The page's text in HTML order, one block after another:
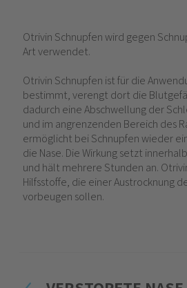
Otrivin Schnupfen wird gegen
Art verwendet.
Otrivin Schnupfen ist für die
bestimmt, verengt dort die
dadurch eine Abschwellung der
und im angrenzenden Bereich des
ermöglicht bei Schnupfen wieder
die Nase. Die Wirkung setzt
und hält mehrere Stunden an.
Hilfsstoffe, die einer Austrocknung
vorbeugen sollen.